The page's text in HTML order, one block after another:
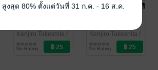
(KOGUCHI)
SENSEI
อาจารย์โคกุจิ
Kenjiro Takeshita /
PHOENIX NEXT
การ์ตูนรายตอน
No Rating
(KOGUCHI)
SENSEI
อาจารย์โคกุจิ
Kenjiro Takeshita /
PHOENIX NEXT
การ์ตูนรายตอน
No Rating
งสุด 80% ตั้งแต่วันที่ 31 ก.ค. - 16 ส.ค.